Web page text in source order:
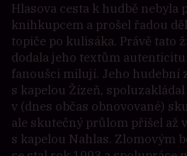
Hlasova cesta k hudbě nebyla
knihkupcem a prošel řadou
topiče po kulisáka. Právě tato
dodala jeho textům
fanoušci milují. Jeho hudební
s kapelou Žízeň,
v (dnes občas obnovované)
ale skutečný průlom přišel až
s kapelou Nahlas. Zlomovým